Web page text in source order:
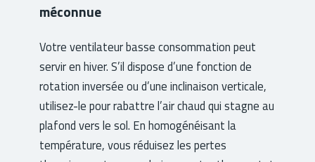
méconnue
Votre ventilateur basse consommation peut
servir en hiver. S’il dispose d’une fonction de
rotation inversée ou d’une inclinaison verticale,
utilisez-le pour rabattre l’air chaud qui stagne au
plafond vers le sol. En homogénéisant la
température, vous réduisez les pertes